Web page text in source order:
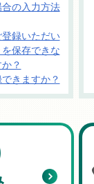
の入力方法
登録いただい
保存できな
？
きますか？